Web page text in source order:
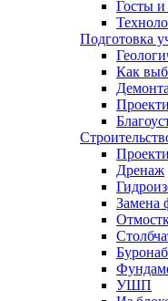
Госты
Подготовка
Как
Дренаж
Замена
УШП